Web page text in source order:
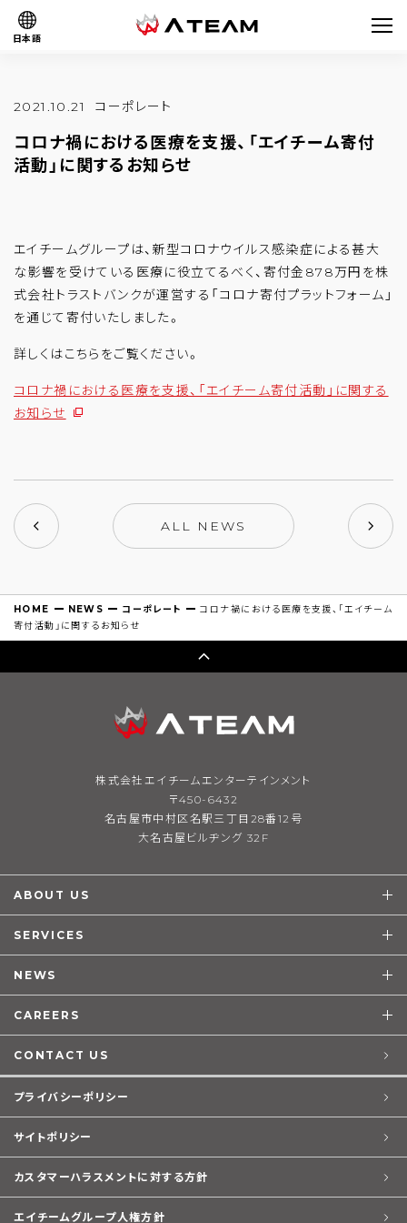
日本語
2021.10.21 コーポレート
コロナ禍における医療を支援、「エイチーム寄付
活動」に関するお知らせ
エイチームグループは、新型コロナウイルス感染症による甚大
な影響を受けている医療に役立てるべく、寄付金878万円を株
式会社トラストバンクが運営する「コロナ寄付プラットフォーム」
を通じて寄付いたしました。
詳しくはこちらをご覧ください。
コロナ禍における医療を支援、「エイチーム寄付活動」に関する
お知らせ
ALL NEWS
HOME NEWS コーポレート
コロナ禍における医療を支援、「エイチーム
寄付活動」に関するお知らせ
株式会社エイチームエンターテインメント
〒450-6432
名古屋市中村区名駅三丁目28番12号
大名古屋ビルヂング 32F
ABOUT US
SERVICES
NEWS
CAREERS
CONTACT US
プライバシーポリシー
サイトポリシー
カスタマーハラスメントに対する方針
エイチームグループ人権方針